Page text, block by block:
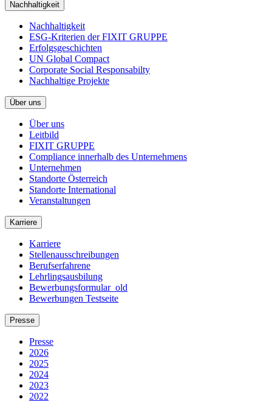
Nachhaltigkeit
Nachhaltigkeit
ESG-Kriterien der FIXIT GRUPPE
Erfolgsgeschichten
UN Global Compact
Corporate Social Responsabilty
Nachhaltige Projekte
Über uns
Über uns
Leitbild
FIXIT GRUPPE
Compliance innerhalb des Unternehmens
Unternehmen
Standorte Österreich
Standorte International
Veranstaltungen
Karriere
Karriere
Stellenausschreibungen
Berufserfahrene
Lehrlingsausbilung
Bewerbungsformular_old
Bewerbungen Testseite
Presse
Presse
2026
2025
2024
2023
2022